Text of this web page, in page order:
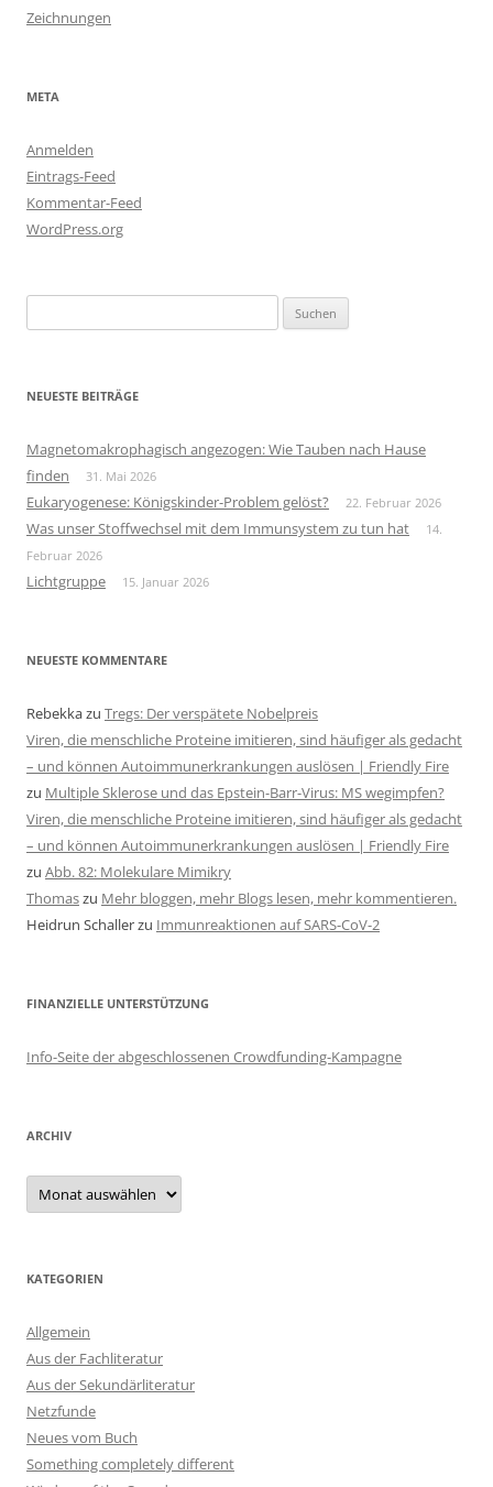
Zeichnungen
META
Anmelden
Eintrags-Feed
Kommentar-Feed
WordPress.org
nach:
NEUESTE BEITRÄGE
Magnetomakrophagisch angezogen: Wie Tauben nach Hause
finden
31. Mai 2026
Eukaryogenese: Königskinder-Problem gelöst? 22. Februar 2026
Was unser Stoffwechsel mit dem Immunsystem zu tun hat
14.
Februar 2026
Lichtgruppe 15. Januar 2026
NEUESTE KOMMENTARE
Rebekkazu Tregs: Der verspätete Nobelpreis
Viren, die menschliche Proteine imitieren, sind häufiger als gedacht
– und können Autoimmunerkrankungen auslösen | Friendly Fire
zu Multiple Sklerose und das Epstein-Barr-Virus: MS wegimpfen?
Viren, die menschliche Proteine imitieren, sind häufiger als gedacht
– und können Autoimmunerkrankungen auslösen | Friendly Fire
zu Abb. 82: Molekulare Mimikry
Thomaszu Mehr bloggen, mehr Blogs lesen, mehr kommentieren.
Heidrun Schallerzu Immunreaktionen auf SARS-CoV-2
FINANZIELLE UNTERSTÜTZUNG
Info-Seite der abgeschlossenen Crowdfunding-Kampagne
ARCHIV
Archiv
KATEGORIEN
Allgemein
Aus der Fachliteratur
Aus der Sekundärliteratur
Netzfunde
Neues vom Buch
Something completely different